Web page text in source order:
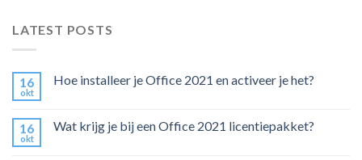
LATEST POSTS
16
okt
Hoe installeer je Office 2021 en activeer je het?
16
okt
Wat krijg je bij een Office 2021 licentiepakket?